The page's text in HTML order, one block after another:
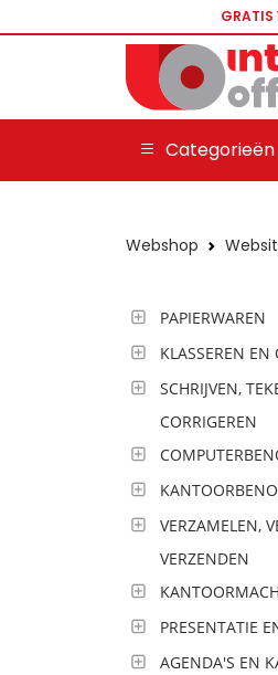
GRATIS
Categorieën
Webshop
PAPIERWAREN
KLASSEREN EN
SCHRIJVEN,
CORRIGEREN
VERZAMELEN,
VERZENDEN
PRESENTATIE
AGENDA'S EN